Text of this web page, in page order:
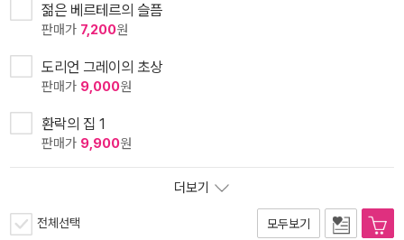
젊은 베르테르의 슬픔
판매가 7,200원
도리언 그레이의 초상
판매가 9,000원
환락의 집 1
판매가 9,900원
더보기
전체선택 모두보기